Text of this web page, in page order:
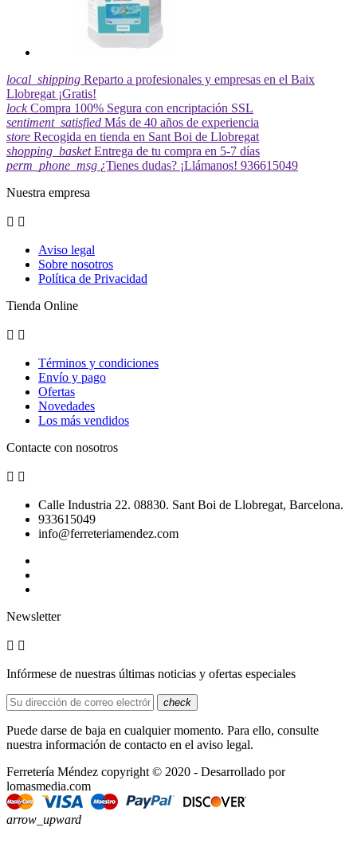
local_shipping Reparto a profesionales y empresas en el Baix
Llobregat ¡Gratis!
lock Compra 100% Segura con encriptación SSL
sentiment_satisfied Más de 40 años de experiencia
store Recogida en tienda en Sant Boi de Llobregat
shopping_basket Entrega de tu compra en 5-7 días
perm_phone_msg ¿Tienes dudas? ¡Llámanos! 936615049
Nuestra empresa
 
Aviso legal
Sobre nosotros
Política de Privacidad
Tienda Online
 
Términos y condiciones
Envío y pago
Ofertas
Novedades
Los más vendidos
Contacte con nosotros
 
Calle Industria 22. 08830. Sant Boi de Llobregat, Barcelona.
933615049
info@ferreteriamendez.com
Newsletter
 
Infórmese de nuestras últimas noticias y ofertas especiales
check
Puede darse de baja en cualquier momento. Para ello, consulte
nuestra información de contacto en el aviso legal.
Ferretería Méndez copyright © 2020 - Desarrollado por
lomasmedia.com
arrow_upward